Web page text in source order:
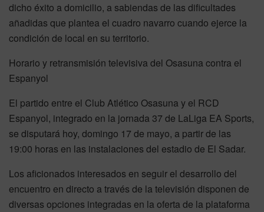
dicho éxito a domicilio, a sabiendas de las dificultades
añadidas que plantea el cuadro navarro cuando ejerce la
condición de local en su territorio.
Horario y retransmisión televisiva del Osasuna contra el
Espanyol
El partido entre el Club Atlético Osasuna y el RCD
Espanyol, integrado en la jornada 37 de LaLiga EA Sports,
se disputará hoy, domingo 17 de mayo, a partir de las
19:00 horas en las instalaciones del estadio de El Sadar.
Los aficionados interesados en seguir el desarrollo del
encuentro en directo a través de la televisión disponen de
diversas opciones integradas en la oferta de la plataforma